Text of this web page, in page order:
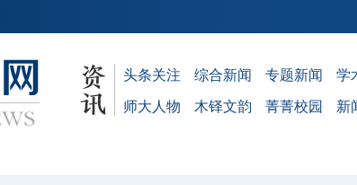
头条关注 综合新闻 专题新闻 学
师大人物 木铎文韵 菁菁校园 新